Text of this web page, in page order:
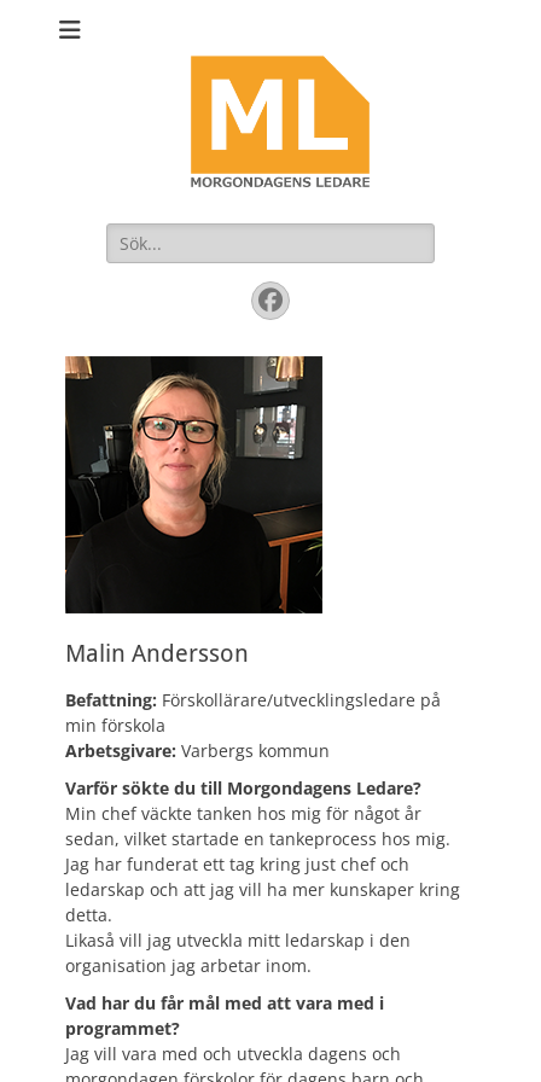
Sök
efter:
Facebook
Malin Andersson
Befattning: Förskollärare/utvecklingsledare på
min förskola
Arbetsgivare: Varbergs kommun
Varför sökte du till Morgondagens Ledare?
Min chef väckte tanken hos mig för något år
sedan, vilket startade en tankeprocess hos mig.
Jag har funderat ett tag kring just chef och
ledarskap och att jag vill ha mer kunskaper kring
detta.
Likaså vill jag utveckla mitt ledarskap i den
organisation jag arbetar inom.
Vad har du får mål med att vara med i
programmet?
Jag vill vara med och utveckla dagens och